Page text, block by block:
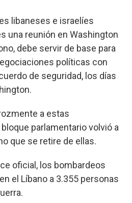
libaneses e israelíes
una reunión en Washington
debe servir de base para
políticas con
de seguridad, los días
a estas
parlamentario volvió a
que se retire de ellas.
oficial, los bombardeos
el Líbano a 3.355 personas